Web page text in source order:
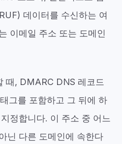
데이터를 수신하는 여
이메일 주소 또는 도메인
때, DMARC DNS 레코드
그를 포함하고 그 뒤에 하
정합니다. 이 주소 중 어느
닌 다른 도메인에 속한다